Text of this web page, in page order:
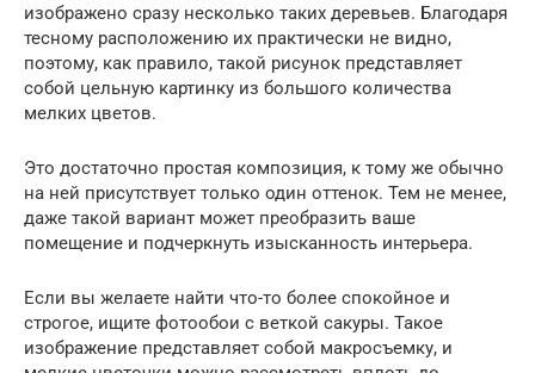
изображено сразу несколько таких деревьев. Благодаря
тесному расположению их практически не видно,
поэтому, как правило, такой рисунок представляет
собой цельную картинку из большого количества
мелких цветов.
Это достаточно простая композиция, к тому же обычно
на ней присутствует только один оттенок. Тем не менее,
даже такой вариант может преобразить ваше
помещение и подчеркнуть изысканность интерьера.
Если вы желаете найти что-то более спокойное и
строгое, ищите фотообои с веткой сакуры. Такое
изображение представляет собой макросъемку, и